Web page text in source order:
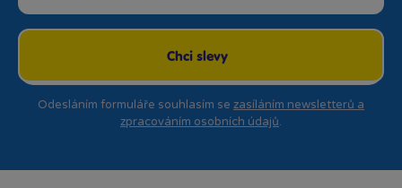
Chci slevy
Odesláním formuláře souhlasím se zasíláním newsletterů a
zpracováním osobních údajů.